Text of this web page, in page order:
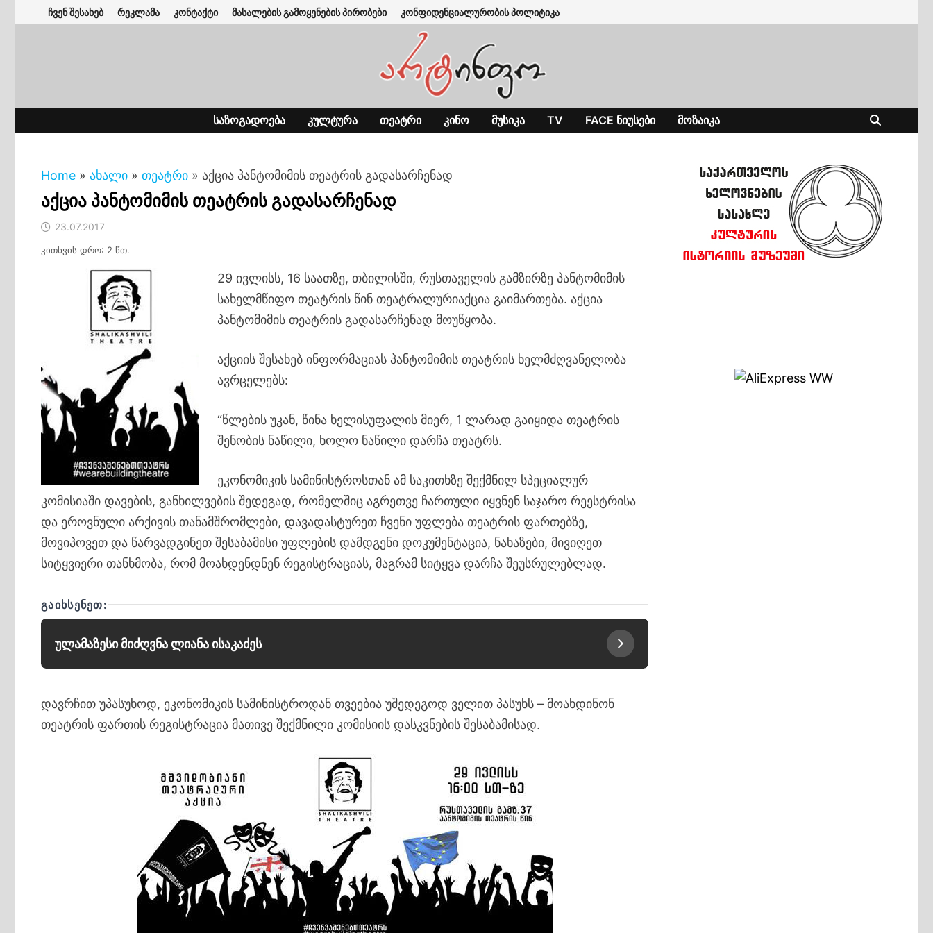
to
ჩვენ შესახებ რეკლამა კონტაქტი მასალების გამოყენების პირობები კონფიდენციალურობის პოლიტიკა
ᲡᲐᲖᲝᲒᲐᲓᲝᲔᲑᲐ ᲙᲣᲚᲢᲣᲠᲐ ᲗᲔᲐᲢᲠᲘ ᲙᲘᲜᲝ ᲛᲣᲡᲘᲙᲐ TV FACE ᲜᲘᲣᲡᲔᲑᲘ ᲛᲝᲖᲐᲘᲙᲐ
Home » ახალი » თეატრი » აქცია პანტომიმის თეატრის გადასარჩენად
აქცია პანტომიმის თეატრის გადასარჩენად
23.07.2017
კითხვის დრო: 2 წთ.
29 ივლისს, 16 საათზე, თბილისში, რუსთაველის გამზირზე პანტომიმის
სახელმწიფო თეატრის წინ თეატრალურიაქცია გაიმართება. აქცია
პანტომიმის თეატრის გადასარჩენად მოუწყობა.
აქციის შესახებ ინფორმაციას პანტომიმის თეატრის ხელმძღვანელობა
ავრცელებს:
“წლების უკან, წინა ხელისუფალის მიერ, 1 ლარად გაიყიდა თეატრის
შენობის ნაწილი, ხოლო ნაწილი დარჩა თეატრს.
ეკონომიკის სამინისტროსთან ამ საკითხზე შექმნილ სპეციალურ
კომისიაში დავების, განხილვების შედეგად, რომელშიც აგრეთვე ჩართული იყვნენ საჯარო რეესტრისა
და ეროვნული არქივის თანამშრომლები, დავადასტურეთ ჩვენი უფლება თეატრის ფართებზე,
მოვიპოვეთ და წარვადგინეთ შესაბამისი უფლების დამდგენი დოკუმენტაცია, ნახაზები, მივიღეთ
სიტყვიერი თანხმობა, რომ მოახდენდნენ რეგისტრაციას, მაგრამ სიტყვა დარჩა შეუსრულებლად.
ᲒᲐᲘᲮᲡᲔᲜᲔᲗ:
ულამაზესი მიძღვნა ლიანა ისაკაძეს
დავრჩით უპასუხოდ, ეკონომიკის სამინისტროდან თვეებია უშედეგოდ ველით პასუხს – მოახდინონ
თეატრის ფართის რეგისტრაცია მათივე შექმნილი კომისიის დასკვნების შესაბამისად.